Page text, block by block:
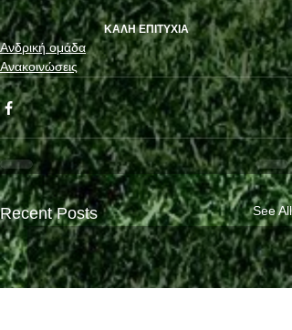
ΚΑΛΗ ΕΠΙΤΥΧΙΑ
Ανδρική ομάδα
Ανακοινώσεις
Recent Posts See All